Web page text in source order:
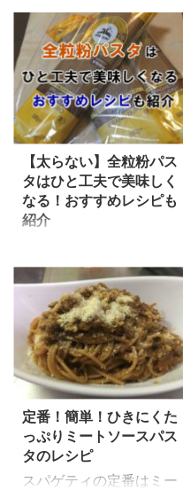
美味しい物を食べても大
丈夫！ この効果を実証す
べく私は「金の菊芋」を
飲み始め1か月がたちま
した。 その結果は、 体
重では3キロ減（筋トレ
も ...
送された新しい考え方の
ダイエットの内容が 非常
に面白かったので紹介し
たいと思います。 カロ
リーは関係ない、痩せる
ためには血糖値を上げな
い事。 その方法による
と、スムージーはダイエ
ットに良くない等放送し
ていました。 色々なダ
イエット方法の中でも糖
かり制限できれば効果も
あり流行っていますね。
今回紹介されていたの
は糖質制限のダイエット
の延長にあるようなもの
ですが、 血糖値を上げな
い事によるダイエットだ
そうです。 &nbsp ...
【太らない】全粒粉パス
タはひと工夫で美味しく
なる！おすすめレシピも
紹介
いと聞いて、全粒粉パス
タを買ったけど美味しく
なくて食べれたもんじゃ
ない。 そう思っている
あなたに、ちょっとした
工夫で美味しく食べられ
る 全粒粉パスタの調理の
仕方を紹介します。 独
特の香り ザラザラの舌触
り ボソボソとした食感
私も最初に食べた時は全
定番！簡単！ひきにくた
っぷりミートソースパス
タのレシピ
スパゲティの定番はミー